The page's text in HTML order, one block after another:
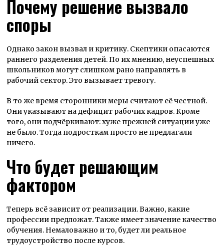
Почему решение вызвало
споры
Однако закон вызвал и критику. Скептики опасаются
раннего разделения детей. По их мнению, неуспешных
школьников могут слишком рано направлять в
рабочий сектор. Это вызывает тревогу.
В то же время сторонники меры считают её честной.
Они указывают на дефицит рабочих кадров. Кроме
того, они подчёркивают: хуже прежней ситуации уже
не было. Тогда подросткам просто не предлагали
ничего.
Что будет решающим
фактором
Теперь всё зависит от реализации. Важно, какие
профессии предложат. Также имеет значение качество
обучения. Немаловажно и то, будет ли реальное
трудоустройство после курсов.